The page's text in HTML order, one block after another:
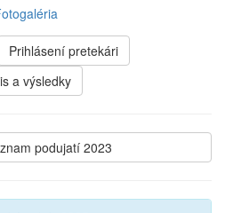
Prihlásení pretekári
a výsledky
podujatí 2023